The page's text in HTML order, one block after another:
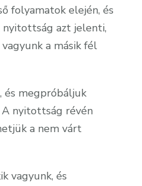
folyamatok elején, és
nyitottság azt jelenti,
a másik fél
és megpróbáljuk
A nyitottság révén
a nem várt
vagyunk, és